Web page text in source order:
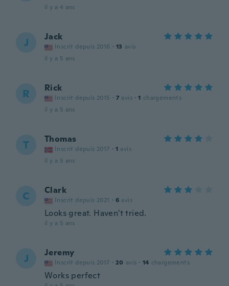
il y a 4 ans
J Jack
Inscrit depuis 2016 · 13 avis
il y a 5 ans
R Rick
Inscrit depuis 2015 · 7 avis · 1 chargements
il y a 5 ans
T Thomas
Inscrit depuis 2017 · 1 avis
il y a 5 ans
C Clark
Inscrit depuis 2021 · 6 avis
Looks great. Haven't tried.
il y a 5 ans
J Jeremy
Inscrit depuis 2017 · 20 avis · 14 chargements
Works perfect